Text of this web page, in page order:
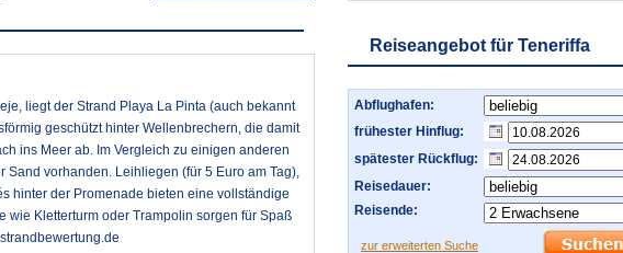
liegt der Strand Playa La Pinta (auch bekannt
geschützt hinter Wellenbrechern, die damit
ins Meer ab. Im Vergleich zu einigen anderen
vorhanden. Leihliegen (für 5 Euro am Tag),
hinter der Promenade bieten eine vollständige
wie Kletterturm oder Trampolin sorgen für Spaß
Reiseangebot für Teneriffa
Abflughafen:
frühester Hinflug:
spätester Rückflug:
Reisedauer:
Reisende:
zur erweiterten Suche